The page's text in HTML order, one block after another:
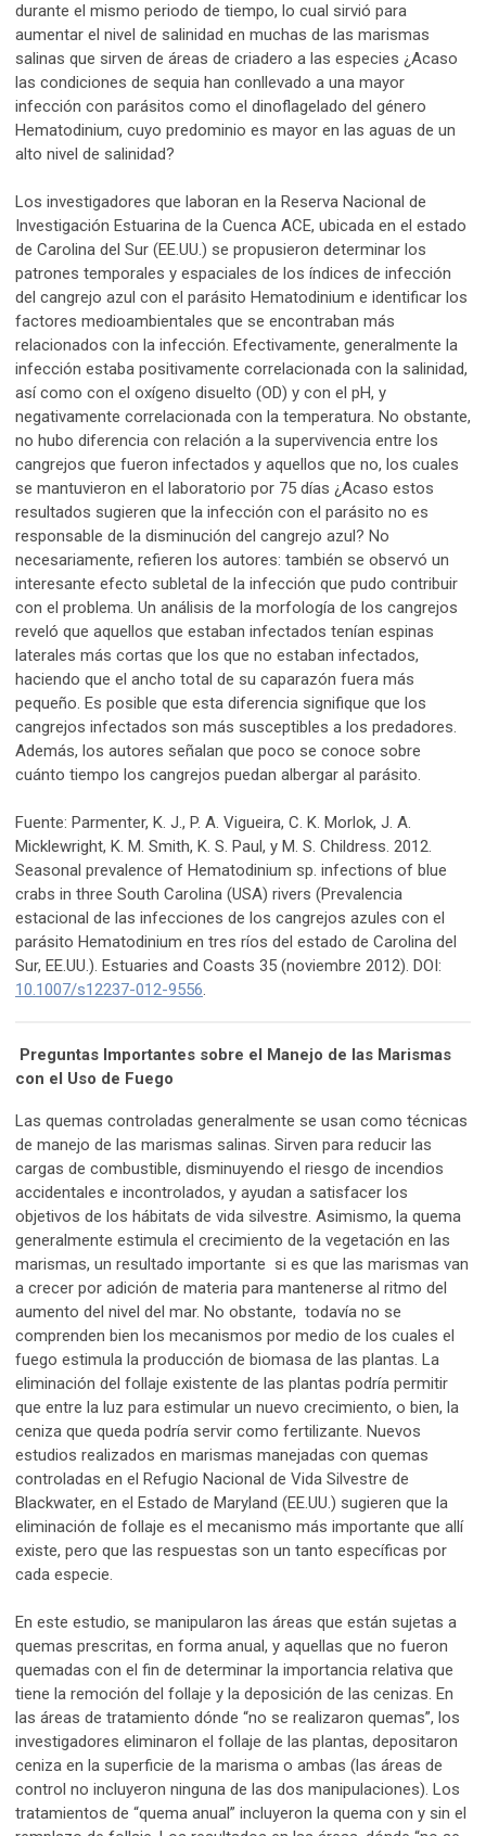
durante el mismo periodo de tiempo, lo cual sirvió para
aumentar el nivel de salinidad en muchas de las marismas
salinas que sirven de áreas de criadero a las especies ¿Acaso
las condiciones de sequia han conllevado a una mayor
infección con parásitos como el dinoflagelado del género
Hematodinium, cuyo predominio es mayor en las aguas de un
alto nivel de salinidad?
Los investigadores que laboran en la Reserva Nacional de
Investigación Estuarina de la Cuenca ACE, ubicada en el estado
de Carolina del Sur (EE.UU.) se propusieron determinar los
patrones temporales y espaciales de los índices de infección
del cangrejo azul con el parásito Hematodinium e identificar los
factores medioambientales que se encontraban más
relacionados con la infección. Efectivamente, generalmente la
infección estaba positivamente correlacionada con la salinidad,
así como con el oxígeno disuelto (OD) y con el pH, y
negativamente correlacionada con la temperatura. No obstante,
no hubo diferencia con relación a la supervivencia entre los
cangrejos que fueron infectados y aquellos que no, los cuales
se mantuvieron en el laboratorio por 75 días ¿Acaso estos
resultados sugieren que la infección con el parásito no es
responsable de la disminución del cangrejo azul? No
necesariamente, refieren los autores: también se observó un
interesante efecto subletal de la infección que pudo contribuir
con el problema. Un análisis de la morfología de los cangrejos
reveló que aquellos que estaban infectados tenían espinas
laterales más cortas que los que no estaban infectados,
haciendo que el ancho total de su caparazón fuera más
pequeño. Es posible que esta diferencia signifique que los
cangrejos infectados son más susceptibles a los predadores.
Además, los autores señalan que poco se conoce sobre
cuánto tiempo los cangrejos puedan albergar al parásito.
Fuente: Parmenter, K. J., P. A. Vigueira, C. K. Morlok, J. A.
Micklewright, K. M. Smith, K. S. Paul, y M. S. Childress. 2012.
Seasonal prevalence of Hematodinium sp. infections of blue
crabs in three South Carolina (USA) rivers (Prevalencia
estacional de las infecciones de los cangrejos azules con el
parásito Hematodinium en tres ríos del estado de Carolina del
Sur, EE.UU.). Estuaries and Coasts 35 (noviembre 2012). DOI:
10.1007/s12237-012-9556.
Preguntas Importantes sobre el Manejo de las Marismas
con el Uso de Fuego
Las quemas controladas generalmente se usan como técnicas
de manejo de las marismas salinas. Sirven para reducir las
cargas de combustible, disminuyendo el riesgo de incendios
accidentales e incontrolados, y ayudan a satisfacer los
objetivos de los hábitats de vida silvestre. Asimismo, la quema
generalmente estimula el crecimiento de la vegetación en las
marismas, un resultado importante si es que las marismas van
a crecer por adición de materia para mantenerse al ritmo del
aumento del nivel del mar. No obstante, todavía no se
comprenden bien los mecanismos por medio de los cuales el
fuego estimula la producción de biomasa de las plantas. La
eliminación del follaje existente de las plantas podría permitir
que entre la luz para estimular un nuevo crecimiento, o bien, la
ceniza que queda podría servir como fertilizante. Nuevos
estudios realizados en marismas manejadas con quemas
controladas en el Refugio Nacional de Vida Silvestre de
Blackwater, en el Estado de Maryland (EE.UU.) sugieren que la
eliminación de follaje es el mecanismo más importante que allí
existe, pero que las respuestas son un tanto específicas por
cada especie.
En este estudio, se manipularon las áreas que están sujetas a
quemas prescritas, en forma anual, y aquellas que no fueron
quemadas con el fin de determinar la importancia relativa que
tiene la remoción del follaje y la deposición de las cenizas. En
las áreas de tratamiento dónde “no se realizaron quemas”, los
investigadores eliminaron el follaje de las plantas, depositaron
ceniza en la superficie de la marisma o ambas (las áreas de
control no incluyeron ninguna de las dos manipulaciones). Los
tratamientos de “quema anual” incluyeron la quema con y sin el